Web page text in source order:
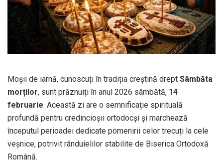
Moșii de iarnă, cunoscuți în tradiția creștină drept Sâmbăta
morților, sunt prăznuiți în anul 2026 sâmbătă, 14
februarie. Această zi are o semnificație spirituală
profundă pentru credincioșii ortodocși și marchează
începutul perioadei dedicate pomenirii celor trecuți la cele
veșnice, potrivit rânduielilor stabilite de Biserica Ortodoxă
Română.